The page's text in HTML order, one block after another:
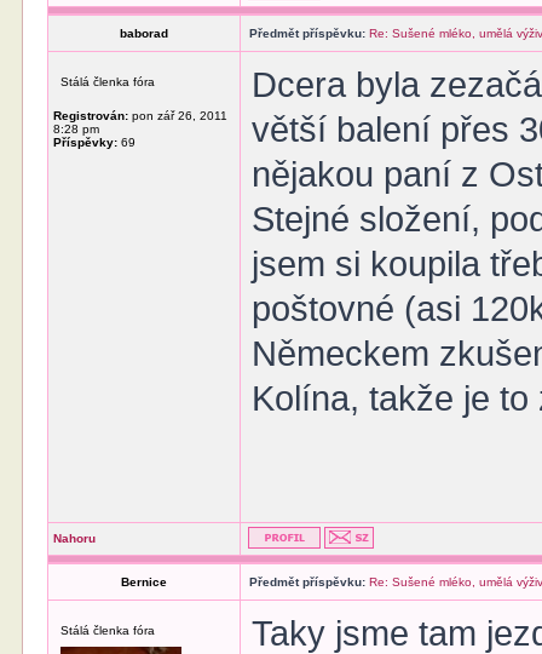
baborad Předmět příspěvku: Re: Sušené mléko, umělá
Stálá členka fóra
Registrován: pon zář 26, 2011
8:28 pm
Příspěvky: 69
Dcera byla
větší balení přes
nějakou paní z
Stejné složení,
jsem si koupila
poštovné (asi
Německem
Kolína, takže je to
Nahoru
Bernice Předmět příspěvku: Re: Sušené mléko, umělá
Stálá členka fóra
Taky jsme tam